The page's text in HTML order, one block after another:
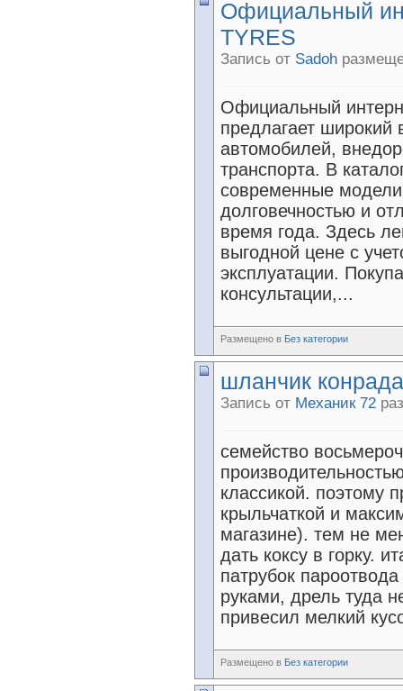
Официальный
TYRES
Запись от Sadoh
Официальный
предлагает
автомобилей,
транспорта. В
современные
долговечностью и
время года. Здесь
выгодной цене с
эксплуатации.
консультации,...
Размещено в Без категории
шланчик конрада
Запись от Механик 72
семейство
классикой. поэтому
крыльчаткой и
магазине). тем не
дать коксу в горку.
патрубок
руками, дрель туда
привесил мелкий
Размещено в Без категории